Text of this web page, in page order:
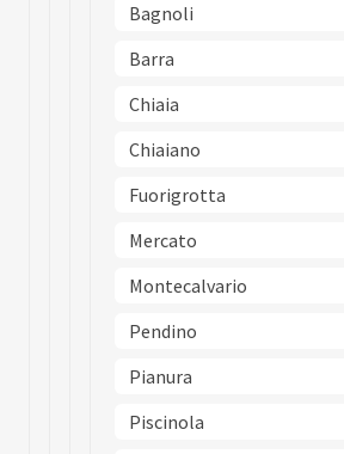
Bagnoli
Barra
Chiaia
Chiaiano
Fuorigrotta
Mercato
Montecalvario
Pendino
Pianura
Piscinola